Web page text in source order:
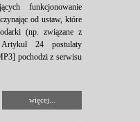
funkcjonowanie
od ustaw, które
(np. związane z
24 postulaty
pochodzi z serwisu
więcej...